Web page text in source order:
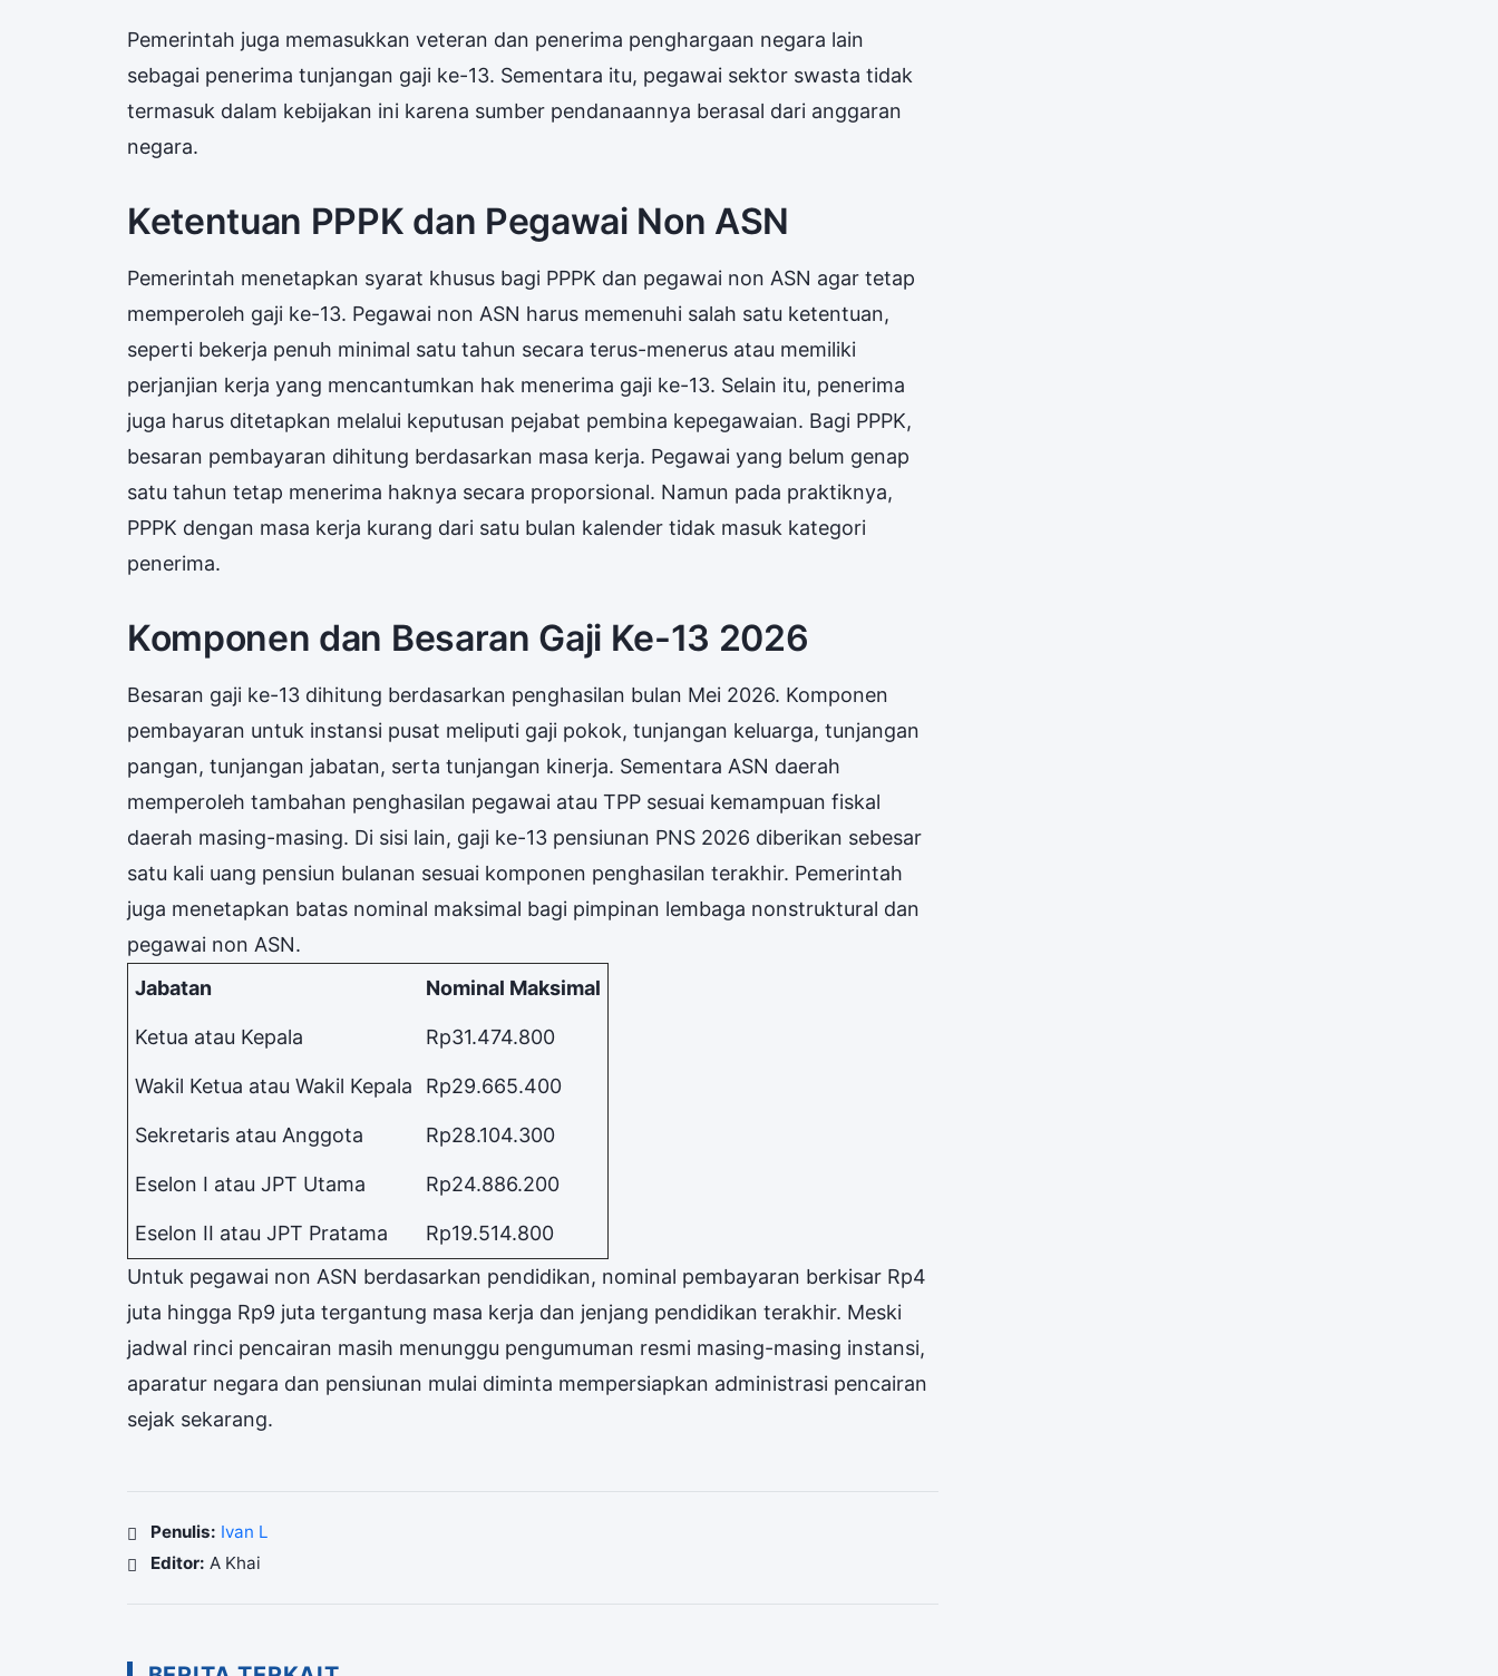
Pemerintah juga memasukkan veteran dan penerima penghargaan negara lain
sebagai penerima tunjangan gaji ke-13. Sementara itu, pegawai sektor swasta tidak
termasuk dalam kebijakan ini karena sumber pendanaannya berasal dari anggaran
negara.
Ketentuan PPPK dan Pegawai Non ASN
Pemerintah menetapkan syarat khusus bagi PPPK dan pegawai non ASN agar tetap
memperoleh gaji ke-13. Pegawai non ASN harus memenuhi salah satu ketentuan,
seperti bekerja penuh minimal satu tahun secara terus-menerus atau memiliki
perjanjian kerja yang mencantumkan hak menerima gaji ke-13. Selain itu, penerima
juga harus ditetapkan melalui keputusan pejabat pembina kepegawaian. Bagi PPPK,
besaran pembayaran dihitung berdasarkan masa kerja. Pegawai yang belum genap
satu tahun tetap menerima haknya secara proporsional. Namun pada praktiknya,
PPPK dengan masa kerja kurang dari satu bulan kalender tidak masuk kategori
penerima.
Komponen dan Besaran Gaji Ke-13 2026
Besaran gaji ke-13 dihitung berdasarkan penghasilan bulan Mei 2026. Komponen
pembayaran untuk instansi pusat meliputi gaji pokok, tunjangan keluarga, tunjangan
pangan, tunjangan jabatan, serta tunjangan kinerja. Sementara ASN daerah
memperoleh tambahan penghasilan pegawai atau TPP sesuai kemampuan fiskal
daerah masing-masing. Di sisi lain, gaji ke-13 pensiunan PNS 2026 diberikan sebesar
satu kali uang pensiun bulanan sesuai komponen penghasilan terakhir. Pemerintah
juga menetapkan batas nominal maksimal bagi pimpinan lembaga nonstruktural dan
pegawai non ASN.
Jabatan
Nominal Maksimal
Ketua atau Kepala Rp31.474.800
Wakil Ketua atau Wakil Kepala Rp29.665.400
Sekretaris atau Anggota Rp28.104.300
Eselon I atau JPT Utama Rp24.886.200
Eselon II atau JPT Pratama
Rp19.514.800
Untuk pegawai non ASN berdasarkan pendidikan, nominal pembayaran berkisar Rp4
juta hingga Rp9 juta tergantung masa kerja dan jenjang pendidikan terakhir. Meski
jadwal rinci pencairan masih menunggu pengumuman resmi masing-masing instansi,
aparatur negara dan pensiunan mulai diminta mempersiapkan administrasi pencairan
sejak sekarang.
Penulis: Ivan L
Editor: A Khai